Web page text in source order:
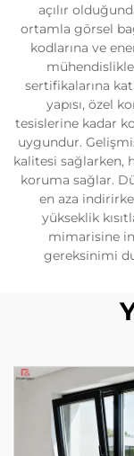
açılır
ortamla görsel
kodlarına ve
sertifikalarına
yapısı, özel
tesislerine kadar
uygundur.
kalitesi sağlarken,
koruma sağlar.
en aza
yükseklik
mimarisine
gereksinimi